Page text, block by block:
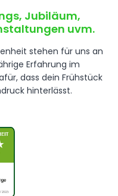
Jubiläum,
uvm.
stehen für uns an
Erfahrung im
dass dein Frühstück
hinterlässt.